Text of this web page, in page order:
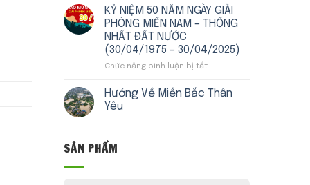
HỒI
GIÁO
NGUYÊN
VƯƠN
MÌNH
DÂN
NIỆM
135
NĂM
SINH
HỒ
KỶ NIỆM 50 NĂM NGÀY GIẢI
PHÓNG MIỀN NAM – THỐNG
NHẤT ĐẤT NƯỚC
(30/04/1975 – 30/04/2025)
Chức năng bình luận bị tắt
NIỆM
Hướng Về Miền Bắc Thân
Yêu
SẢN PHẨM